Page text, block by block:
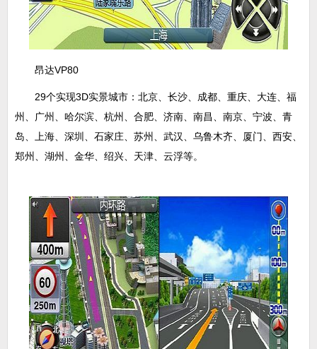
昂达VP80
29个实现3D实景城市：北京、长沙、成都、重庆、大连、福
州、广州、哈尔滨、杭州、合肥、济南、南昌、南京、宁波、青
岛、上海、深圳、石家庄、苏州、武汉、乌鲁木齐、厦门、西安、
郑州、湖州、金华、绍兴、天津、云浮等。